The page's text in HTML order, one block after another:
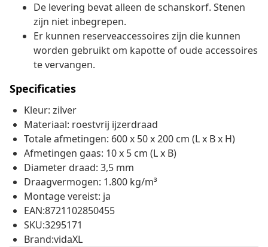
De levering bevat alleen de schanskorf. Stenen
zijn niet inbegrepen.
Er kunnen reserveaccessoires zijn die kunnen
worden gebruikt om kapotte of oude accessoires
te vervangen.
Specificaties
Kleur: zilver
Materiaal: roestvrij ijzerdraad
Totale afmetingen: 600 x 50 x 200 cm (L x B x H)
Afmetingen gaas: 10 x 5 cm (L x B)
Diameter draad: 3,5 mm
Draagvermogen: 1.800 kg/m³
Montage vereist: ja
EAN:8721102850455
SKU:3295171
Brand:vidaXL